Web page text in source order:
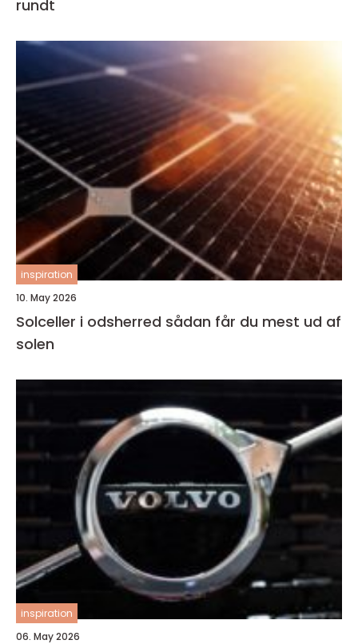
rundt
inspiration
10. May 2026
Solceller i odsherred sådan får du mest ud af
solen
inspiration
06. May 2026